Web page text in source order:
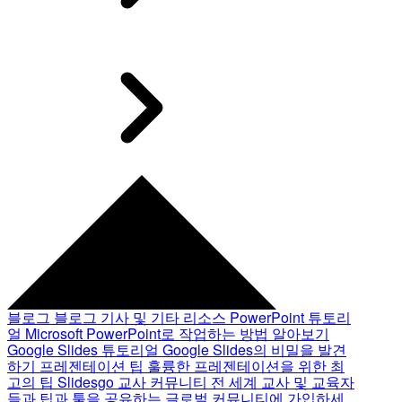
블로그 블로그 기사 및 기타 리소스 PowerPoint 튜토리
얼 Microsoft PowerPoint로 작업하는 방법 알아보기
Google Slides 튜토리얼 Google Slides의 비밀을 발견
하기 프레젠테이션 팁 훌륭한 프레젠테이션을 위한 최
고의 팁 Slidesgo 교사 커뮤니티 전 세계 교사 및 교육자